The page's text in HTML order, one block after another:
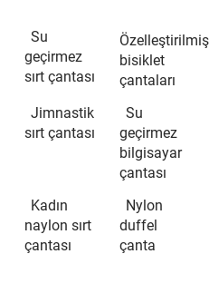
Su
geçirmez
sırt çantası
Özelleştirilmiş
bisiklet
çantaları
Jimnastik
sırt çantası
Su
geçirmez
bilgisayar
çantası
Kadın
naylon sırt
çantası
Nylon
duffel
çanta